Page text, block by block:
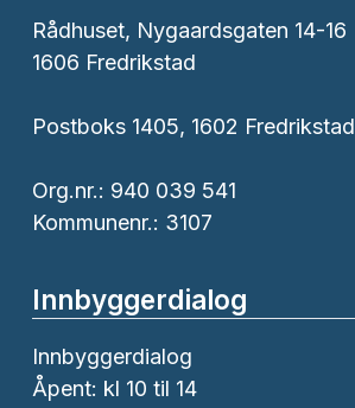
Rådhuset, Nygaardsgaten 14-16
1606 Fredrikstad
Postboks 1405, 1602 Fredrikstad
Org.nr.: 940 039 541
Kommunenr.: 3107
Innbyggerdialog
Innbyggerdialog
Åpent: kl 10 til 14